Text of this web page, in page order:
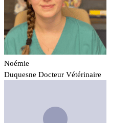
Noémie
Duquesne Docteur Vétérinaire